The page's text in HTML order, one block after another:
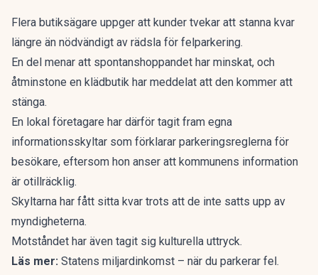
Flera butiksägare uppger att kunder tvekar att stanna kvar
längre än nödvändigt av rädsla för felparkering.
En del menar att spontanshoppandet har minskat, och
åtminstone en klädbutik har meddelat att den kommer att
stänga.
En lokal företagare har därför tagit fram egna
informationsskyltar som förklarar parkeringsreglerna för
besökare, eftersom hon anser att kommunens information
är otillräcklig.
Skyltarna har fått sitta kvar trots att de inte satts upp av
myndigheterna.
Motståndet har även tagit sig kulturella uttryck.
Läs mer: Statens miljardinkomst – när du parkerar fel.